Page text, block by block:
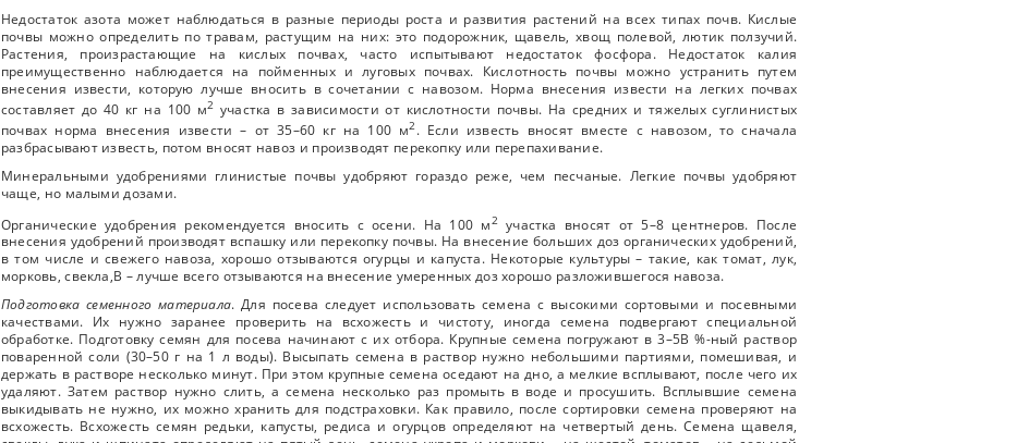
Недостаток азота может наблюдаться в разные периоды роста и развития растений на всех типах почв. Кислые
почвы можно определить по травам, растущим на них: это подорожник, щавель, хвощ полевой, лютик ползучий.
Растения, произрастающие на кислых почвах, часто испытывают недостаток фосфора. Недостаток калия
преимущественно наблюдается на пойменных и луговых почвах. Кислотность почвы можно устранить путем
внесения извести, которую лучше вносить в сочетании с навозом. Норма внесения извести на легких почвах
составляет до 40 кг на 100 м2 участка в зависимости от кислотности почвы. На средних и тяжелых суглинистых
почвах норма внесения извести – от 35–60 кг на 100 м2. Если известь вносят вместе с навозом, то сначала
разбрасывают известь, потом вносят навоз и производят перекопку или перепахивание.
Минеральными удобрениями глинистые почвы удобряют гораздо реже, чем песчаные. Легкие почвы удобряют
чаще, но малыми дозами.
Органические удобрения рекомендуется вносить с осени. На 100 м2участка вносят от 5–8 центнеров. После
внесения удобрений производят вспашку или перекопку почвы. На внесение больших доз органических удобрений,
в том числе и свежего навоза, хорошо отзываются огурцы и капуста. Некоторые культуры – такие, как томат, лук,
морковь, свекла,В – лучше всего отзываются на внесение умеренных доз хорошо разложившегося навоза.
Подготовка семенного материала. Для посева следует использовать семена с высокими сортовыми и посевными
качествами. Их нужно заранее проверить на всхожесть и чистоту, иногда семена подвергают специальной
обработке. Подготовку семян для посева начинают с их отбора. Крупные семена погружают в 3–5В %-ный раствор
поваренной соли (30–50 г на 1 л воды). Высыпать семена в раствор нужно небольшими партиями, помешивая, и
держать в растворе несколько минут. При этом крупные семена оседают на дно, а мелкие всплывают, после чего их
удаляют. Затем раствор нужно слить, а семена несколько раз промыть в воде и просушить. Всплывшие семена
выкидывать не нужно, их можно хранить для подстраховки. Как правило, после сортировки семена проверяют на
всхожесть. Всхожесть семян редьки, капусты, редиса и огурцов определяют на четвертый день. Семена щавеля,